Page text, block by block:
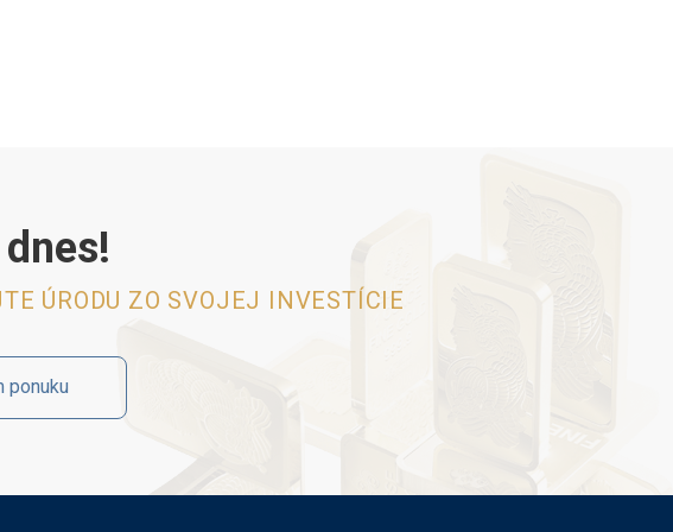
ÚRODU ZO SVOJEJ INVESTÍCIE
ponuku